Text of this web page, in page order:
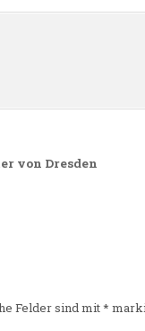
von Dresden
Felder sind mit*